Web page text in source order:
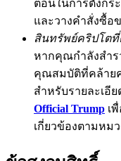
77,777+3k
ตอนในการตั้งกร
และวางคำสั่งซื้อ
สินทรัพย์คริปโตที่
หากคุณกำลังสำร
คุณสมบัติที่คล้าย
สำหรับรายละเอีย
Official Trump เ
เกี่ยวข้องตามหม